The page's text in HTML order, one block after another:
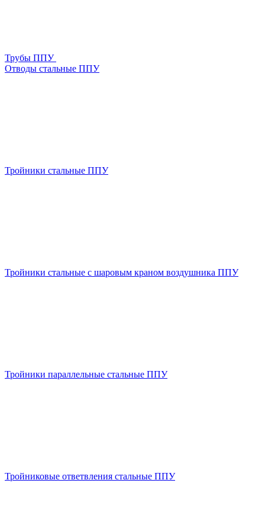
Трубы ППУ
Отводы стальные ППУ
Тройники стальные ППУ
Тройники стальные с шаровым краном воздушника ППУ
Тройники параллельные стальные ППУ
Тройниковые ответвления стальные ППУ